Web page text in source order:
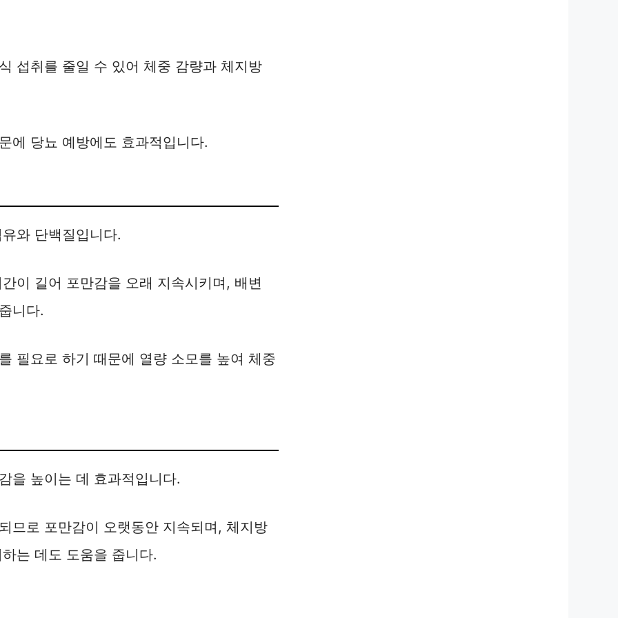
섭취를 줄일 수 있어 체중 감량과 체지방
에 당뇨 예방에도 효과적입니다.
와 단백질입니다.
이 길어 포만감을 오래 지속시키며, 배변
니다.
필요로 하기 때문에 열량 소모를 높여 체중
을 높이는 데 효과적입니다.
므로 포만감이 오랫동안 지속되며, 체지방
는 데도 도움을 줍니다.